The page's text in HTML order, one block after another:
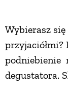
Wybierasz
przyjaciółmi?
podniebienie
degustatora.